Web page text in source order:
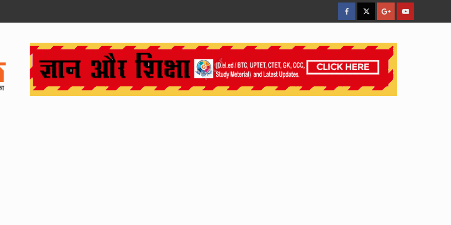
facebookTwitterGoogleYouTube